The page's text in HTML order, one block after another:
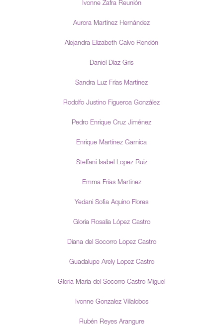
Ivonne Zafra Reunión
Aurora Martínez Hernández
Alejandra Elizabeth Calvo Rendón
Daniel Díaz Gris
Sandra Luz Frías Martínez
Rodolfo Justino Figueroa González
Pedro Enrique Cruz Jiménez
Enrique Martínez Garnica
Steffani Isabel Lopez Ruiz
Emma Frías Martinez
Yedani Sofia Aquino Flores
Gloria Rosalia López Castro
Diana del Socorro Lopez Castro
Guadalupe Arely Lopez Castro
Gloria María del Socorro Castro Miguel
Ivonne Gonzalez Villalobos
Rubén Reyes Arangure